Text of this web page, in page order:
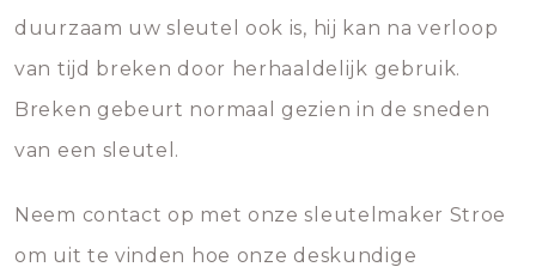
duurzaam uw sleutel ook is, hij kan na verloop
van tijd breken door herhaaldelijk gebruik.
Breken gebeurt normaal gezien in de sneden
van een sleutel.
Neem contact op met onze sleutelmaker Stroe
om uit te vinden hoe onze deskundige